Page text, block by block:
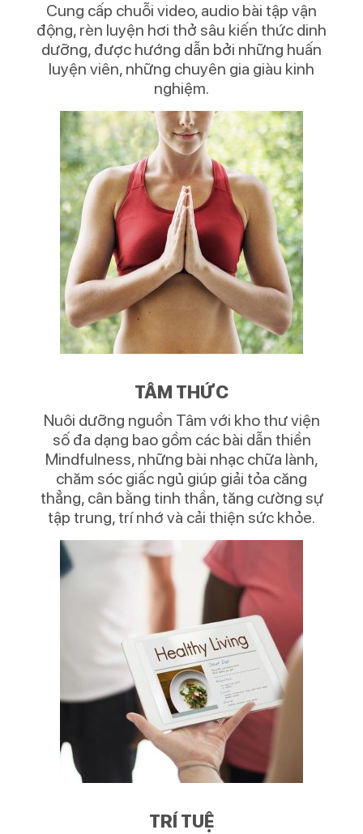
Cung cấp chuỗi video, audio bài tập vận
động, rèn luyện hơi thở sâu kiến thức dinh
dưỡng, được hướng dẫn bởi những huấn
luyện viên, những chuyên gia giàu kinh
nghiệm.
TÂM THỨC
Nuôi dưỡng nguồn Tâm với kho thư viện
số đa dạng bao gồm các bài dẫn thiền
Mindfulness, những bài nhạc chữa lành,
chăm sóc giấc ngủ giúp giải tỏa căng
thẳng, cân bằng tinh thần, tăng cường sự
tập trung, trí nhớ và cải thiện sức khỏe.
TRÍ TUỆ